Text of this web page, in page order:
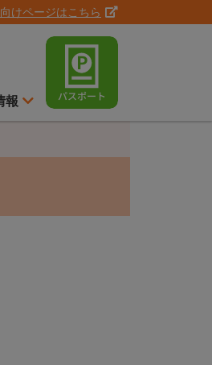
けページはこちら
報